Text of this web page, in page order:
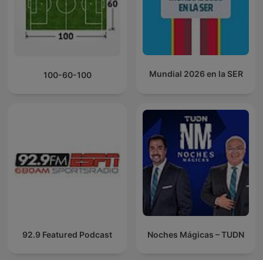
100-60-100 Mundial 2026 en la SER
92.9 Featured Podcast Noches Mágicas – TUDN